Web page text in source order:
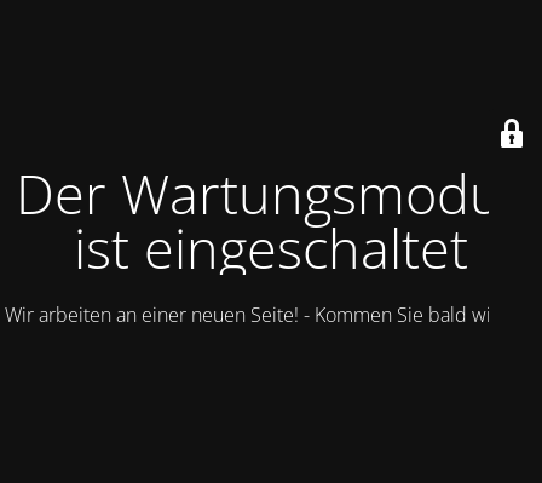
Der Wartungsmodus
ist eingeschaltet
Wir arbeiten an einer neuen Seite! - Kommen Sie bald wieder.